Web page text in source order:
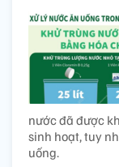
nước đã được
sinh hoạt, tuy
uống.